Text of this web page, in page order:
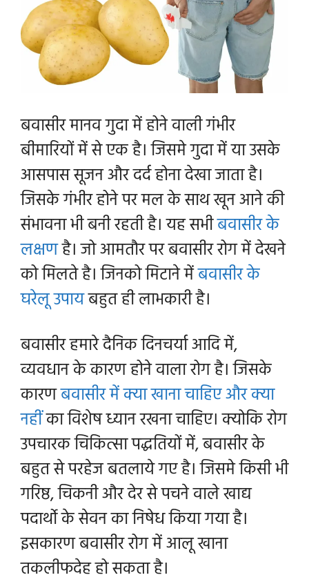
बवासीर मानव गुदा में होने वाली गंभीर
बीमारियों में से एक है। जिसमे गुदा में या उसके
आसपास सूजन और दर्द होना देखा जाता है।
जिसके गंभीर होने पर मल के साथ खून आने की
संभावना भी बनी रहती है। यह सभीबवासीर के
लक्षणहै। जो आमतौर पर बवासीर रोग में देखने
को मिलते है। जिनको मिटाने मेंबवासीर के
घरेलू उपायबहुत ही लाभकारी है।
बवासीर हमारे दैनिक दिनचर्या आदि में,
व्यवधान के कारण होने वाला रोग है। जिसके
कारणबवासीर में क्या खाना चाहिए और क्या
नहींका विशेष ध्यान रखना चाहिए। क्योकि रोग
उपचारक चिकित्सा पद्धतियों में, बवासीर के
बहुत से परहेज बतलाये गए है। जिसमे किसी भी
गरिष्ठ, चिकनी और देर से पचने वाले खाद्य
पदार्थो के सेवन का निषेध किया गया है।
इसकारण बवासीर रोग में आलू खाना
तकलीफदेह हो सकता है।